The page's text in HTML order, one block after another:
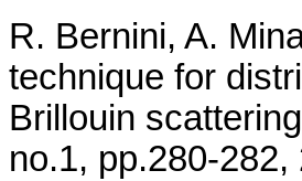
R. Bernini, A.
technique for
Brillouin
no.1, pp.280-282,